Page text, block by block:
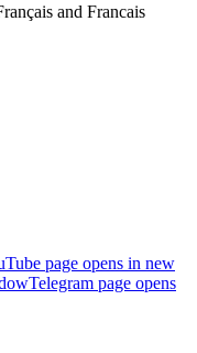
and Francais
page opens in new
Telegram page opens